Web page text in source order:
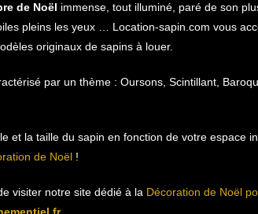
de Noël immense, tout illuminé, paré de son
pleins les yeux … Location-sapin.com vous
originaux de sapins à louer.
par un thème : Oursons, Scintillant,
et la taille du sapin en fonction de votre espace
de Noël !
visiter notre site dédié à la Décoration de Noël